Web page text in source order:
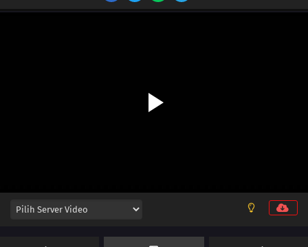
16 Shogi vs. Chess